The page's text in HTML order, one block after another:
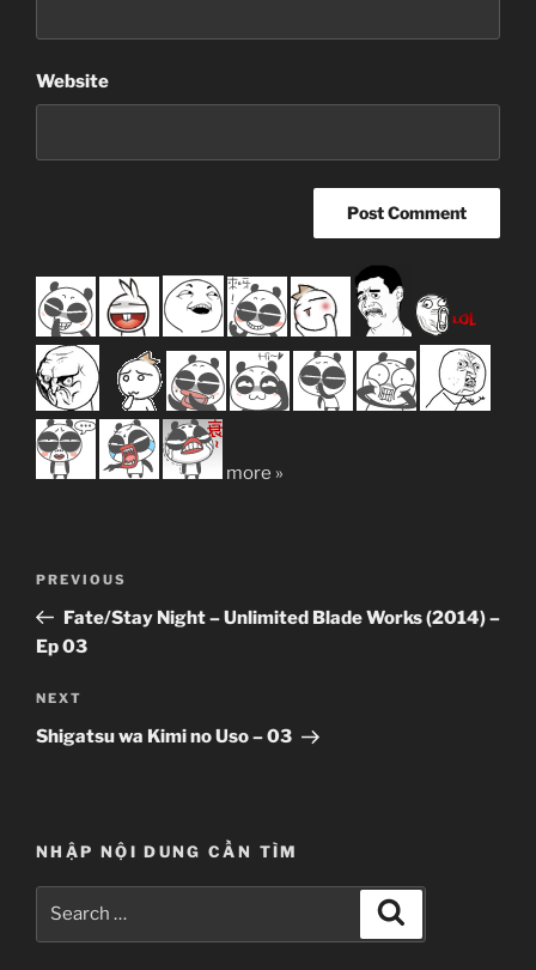
Website
more »
Previous
Post
PREVIOUS
Fate/Stay Night – Unlimited Blade Works (2014) –
Ep 03
Next
Post
NEXT
Shigatsu wa Kimi no Uso – 03
NHẬP NỘI DUNG CẦN TÌM